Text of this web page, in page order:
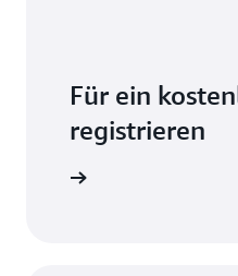
Für ein
registrieren